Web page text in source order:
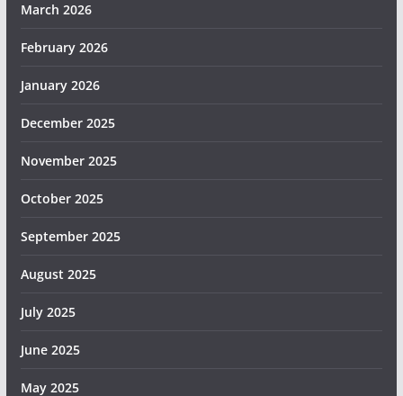
March 2026
February 2026
January 2026
December 2025
November 2025
October 2025
September 2025
August 2025
July 2025
June 2025
May 2025